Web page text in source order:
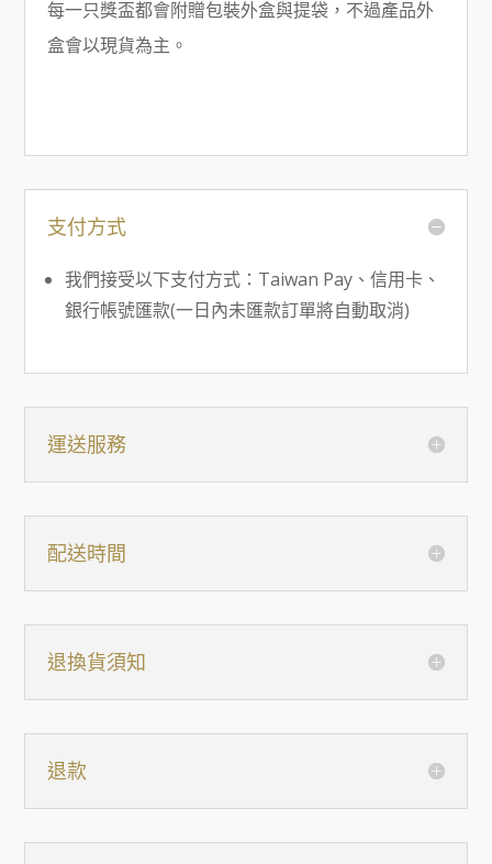
每一只獎盃都會附贈包裝外盒與提袋，不過產品外
盒會以現貨為主。
支付方式
我們接受以下支付方式：Taiwan Pay、信用卡、
銀行帳號匯款(一日內未匯款訂單將自動取消)
運送服務
配送時間
退換貨須知
退款